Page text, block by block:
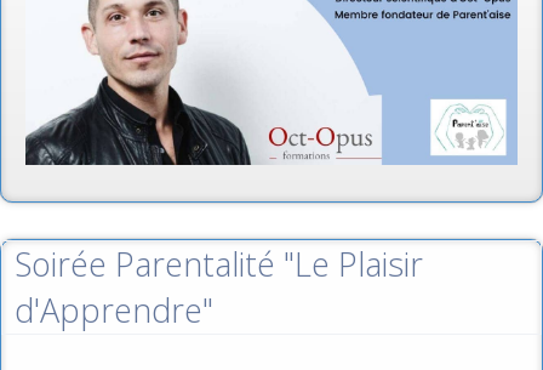
Soirée Parentalité "Le Plaisir
d'Apprendre"